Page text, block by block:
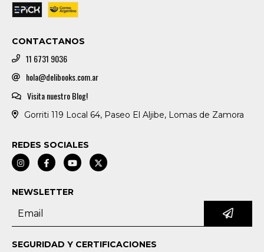
CONTACTANOS
11 6731 9036
hola@delibooks.com.ar
Visita nuestro Blog!
Gorriti 119 Local 64, Paseo El Aljibe, Lomas de Zamora
REDES SOCIALES
NEWSLETTER
SEGURIDAD Y CERTIFICACIONES